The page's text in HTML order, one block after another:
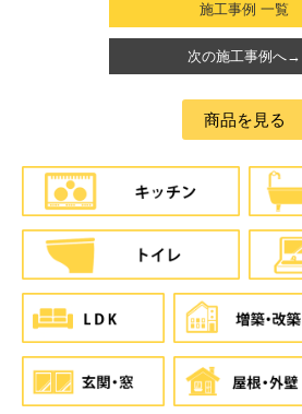
施工事例 一覧
次の施工事例へ→
商品を見る